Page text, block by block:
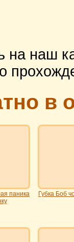
на наш
в
паника
Губка Боб